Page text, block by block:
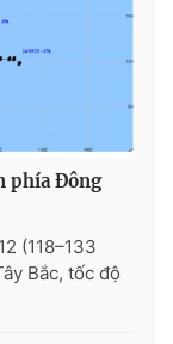
có sự chấp
phát hành lại
phía Đông
(118–133
Bắc, tốc độ